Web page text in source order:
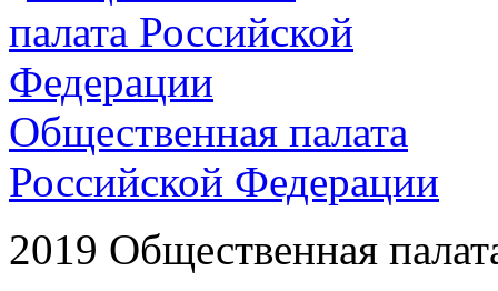
Общественная палата
Российской Федерации
2019 Общественная